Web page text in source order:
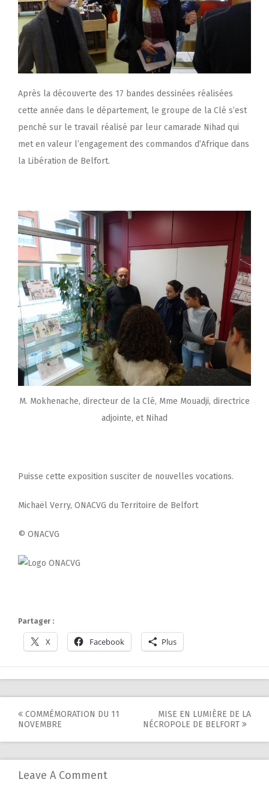
Après la découverte des 17 bandes dessinées réalisées
cette année dans le département, le groupe de la Clé s’est
penché sur le travail réalisé par leur camarade Nihad qui
met en valeur l’engagement des commandos d’Afrique dans
la Libération de Belfort.
M. Mokhenache, directeur de la Clé, Mme Mouadji, directrice
adjointe, et Nihad
Puisse cette exposition susciter de nouvelles vocations.
Michaël Verry, ONACVG du Territoire de Belfort
© ONACVG
Partager :
X Facebook Plus
Post
COMMÉMORATION DU 11
NOVEMBRE
MISE EN LUMIÈRE DE LA
NÉCROPOLE DE BELFORT
Leave A Comment